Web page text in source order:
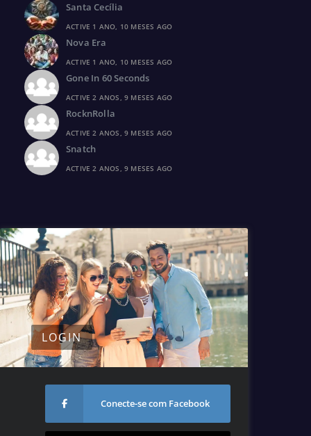
Santa Cecília
ACTIVE 1 ANO, 10 MESES AGO
Nova Era
ACTIVE 1 ANO, 10 MESES AGO
Gone In 60 Seconds
ACTIVE 2 ANOS, 9 MESES AGO
RocknRolla
ACTIVE 2 ANOS, 9 MESES AGO
Snatch
ACTIVE 2 ANOS, 9 MESES AGO
LOGIN
Conecte-se com Facebook